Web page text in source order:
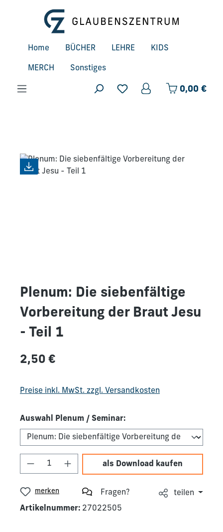
Zum Hauptinhalt springen
Home BÜCHER LEHRE KIDS
MERCH Sonstiges
0,00 €
Plenum: Die siebenfältige
Vorbereitung der Braut Jesu
- Teil 1
Regulärer Preis:
2,50 €
Preise inkl. MwSt. zzgl. Versandkosten
Auswahl Plenum / Seminar:
Produkt Anzahl: Gib den gewünschten
als Download kaufen
merken Fragen?
teilen
Artikelnummer: 27022505